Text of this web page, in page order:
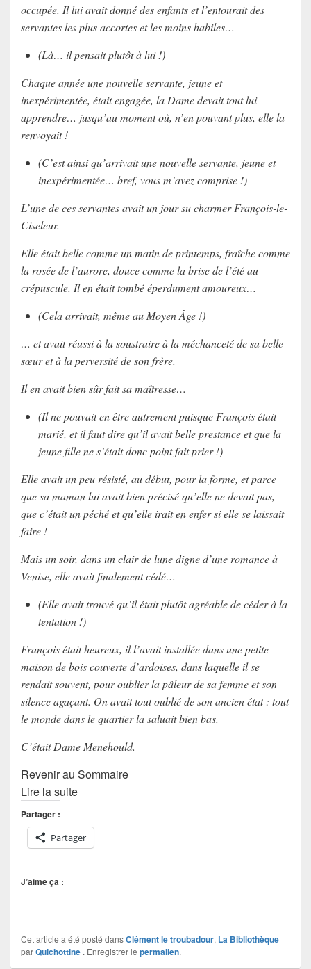
occupée. Il lui avait donné des enfants et l’entourait des
servantes les plus accortes et les moins habiles…
(Là… il pensait plutôt à lui !)
Chaque année une nouvelle servante, jeune et
inexpérimentée, était engagée, la Dame devait tout lui
apprendre… jusqu’au moment où, n’en pouvant plus, elle la
renvoyait !
(C’est ainsi qu’arrivait une nouvelle servante, jeune et
inexpérimentée… bref, vous m’avez comprise !)
L’une de ces servantes avait un jour su charmer François-le-
Ciseleur.
Elle était belle comme un matin de printemps, fraîche comme
la rosée de l’aurore, douce comme la brise de l’été au
crépuscule. Il en était tombé éperdument amoureux…
(Cela arrivait, même au Moyen Âge !)
… et avait réussi à la soustraire à la méchanceté de sa belle-
sœur et à la perversité de son frère.
Il en avait bien sûr fait sa maîtresse…
(Il ne pouvait en être autrement puisque François était
marié, et il faut dire qu’il avait belle prestance et que la
jeune fille ne s’était donc point fait prier !)
Elle avait un peu résisté, au début, pour la forme, et parce
que sa maman lui avait bien précisé qu’elle ne devait pas,
que c’était un péché et qu’elle irait en enfer si elle se laissait
faire !
Mais un soir, dans un clair de lune digne d’une romance à
Venise, elle avait finalement cédé…
(Elle avait trouvé qu’il était plutôt agréable de céder à la
tentation !)
François était heureux, il l’avait installée dans une petite
maison de bois couverte d’ardoises, dans laquelle il se
rendait souvent, pour oublier la pâleur de sa femme et son
silence agaçant. On avait tout oublié de son ancien état : tout
le monde dans le quartier la saluait bien bas.
C’était Dame Menehould.
Revenir au Sommaire
Lire la suite
Partager :
Partager
J’aime ça :
Cet article a été posté dansClément le troubadour, La Bibliothèque
parQuichottine . Enregistrer le permalien.